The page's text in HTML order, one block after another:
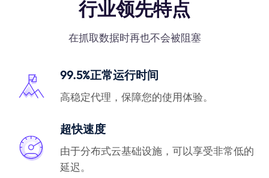
行业领先特点
在抓取数据时再也不会被阻塞
99.5%正常运行时间
高稳定代理，保障您的使用体验。
超快速度
由于分布式云基础设施，可以享受非常低的
延迟。